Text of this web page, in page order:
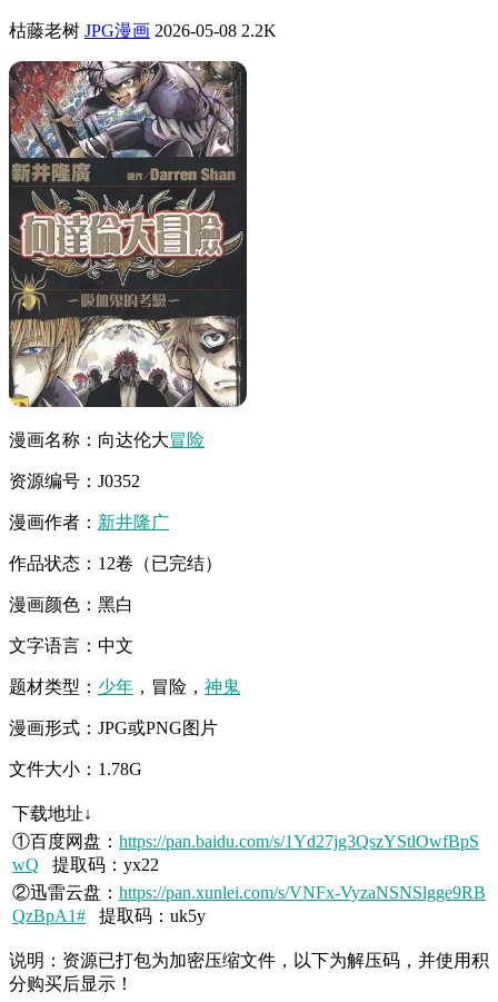
枯藤老树 JPG漫画 2026-05-08 2.2K
漫画名称：向达伦大冒险
资源编号：J0352
漫画作者： 新井隆广
作品状态：12卷（已完结）
漫画颜色：黑白
文字语言：中文
题材类型： 少年 ，冒险， 神鬼
漫画形式：JPG或PNG图片
文件大小：1.78G
下载地址↓
①百度网盘： https://pan.baidu.com/s/1Yd27jg3QszYStlOwfBpS
wQ 提取码：yx22
②迅雷云盘： https://pan.xunlei.com/s/VNFx-VyzaNSNSlgge9RB
QzBpA1# 提取码：uk5y
说明：资源已打包为加密压缩文件，以下为解压码，并使用积
分购买后显示！